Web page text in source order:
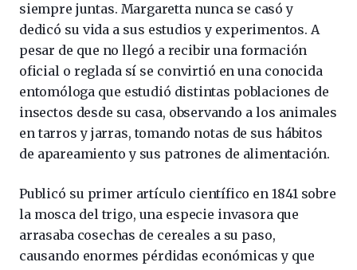
siempre juntas. Margaretta nunca se casó y
dedicó su vida a sus estudios y experimentos. A
pesar de que no llegó a recibir una formación
oficial o reglada sí se convirtió en una conocida
entomóloga que estudió distintas poblaciones de
insectos desde su casa, observando a los animales
en tarros y jarras, tomando notas de sus hábitos
de apareamiento y sus patrones de alimentación.
Publicó su primer artículo científico en 1841 sobre
la mosca del trigo, una especie invasora que
arrasaba cosechas de cereales a su paso,
causando enormes pérdidas económicas y que